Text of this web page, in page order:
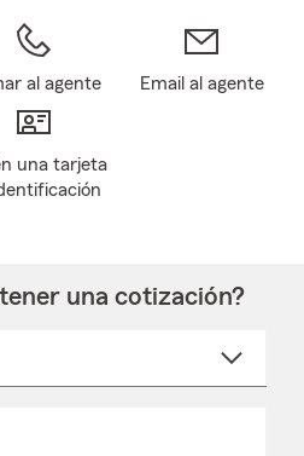
al agente Email al agente
una tarjeta
una cotización?